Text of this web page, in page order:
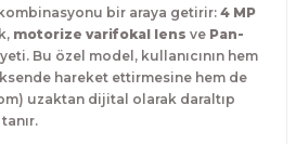
bir araya getirir: 4 MP
motorize varifokal lens ve Pan-
Bu özel model, kullanıcının hem
hareket ettirmesine hem de
uzaktan dijital olarak daraltıp